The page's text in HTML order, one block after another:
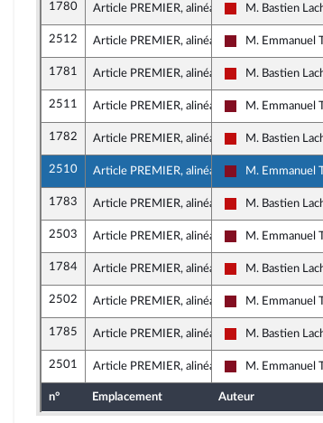
1780 Article PREMIER, alinéa 1
La France
M. Bastien
2512 Article PREMIER, alinéa 1
Gauche
M. Emmanuel
1781 Article PREMIER, alinéa 1
La France
M. Bastien
2511 Article PREMIER, alinéa 1
Gauche
M. Emmanuel
1782 Article PREMIER, alinéa 1
La France
M. Bastien
2510 Article PREMIER, alinéa 1
Gauche
M. Emmanuel
1783 Article PREMIER, alinéa 1
La France
M. Bastien
2503 Article PREMIER, alinéa 1
Gauche
M. Emmanuel
1784 Article PREMIER, alinéa 1
La France
M. Bastien
2502 Article PREMIER, alinéa 1
Gauche
M. Emmanuel
1785 Article PREMIER, alinéa 1
La France
M. Bastien
2501 Article PREMIER, alinéa 1
Gauche
M. Emmanuel
n° Emplacement Auteur